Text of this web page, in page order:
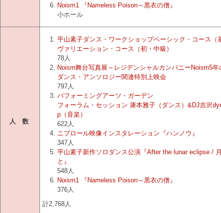
Noism1 『Nameless Poison～黒衣の僧』
小ホール
人 数
平山素子ダンス・ワークショップベーシック・コース（
ヴァリエーション・コース（初・中級）
78人
Noism舞台写真展～レジデンシャルカンパニーNoism5年
ダンス・アンソロジー関連特別上映会
797人
パフォーミングアーツ・ガーデン
フォーラム・セッション 康本雅子（ダンス）&DJ吉沢
p（音楽）
622人
ニブロール映像インスタレーション『ハンノウ』
347人
平山素子新作ソロダンス公演『After the lunar eclipse /
と』
548人
Noism1 『Nameless Poison～黒衣の僧』
376人
計2,768人